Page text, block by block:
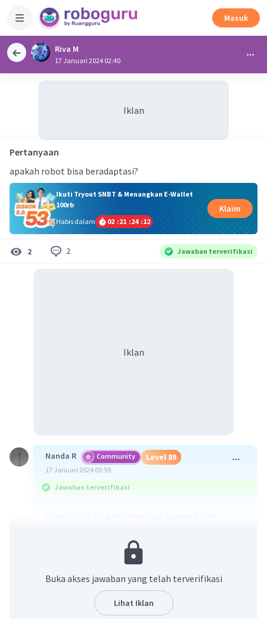
Masuk
Riva M
17 Januari 2024 02:40
Iklan
Pertanyaan
apakah robot bisa beradaptasi?
Ikuti Tryout SNBT & Menangkan E-Wallet
100rb
Habis dalam
02 :21 :24 :11
Klaim
2 2 Jawaban terverifikasi
Iklan
Nanda R Community Level 89
17 Januari 2024 03:59
Jawaban terverifikasi
bernapas, tumbuh dan berkembang,
berkembang biak, dan adaptasi.
Beri Rating Balas
Buka akses jawaban yang telah terverifikasi
Lihat Iklan